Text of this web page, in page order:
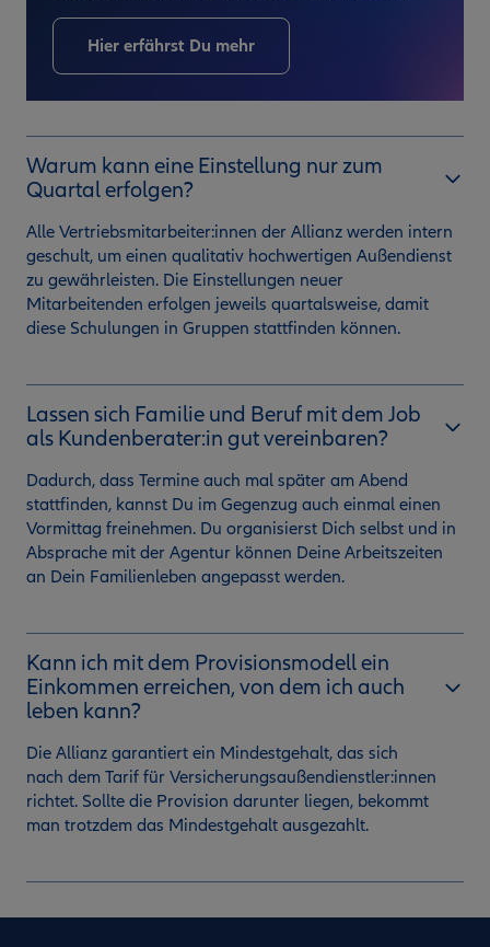
Hier erfährst Du mehr
Warum kann eine Einstellung nur zum
Quartal erfolgen?
Alle Vertriebsmitarbeiter:innen der Allianz werden intern
geschult, um einen qualitativ hochwertigen Außendienst
zu gewährleisten. Die Einstellungen neuer
Mitarbeitenden erfolgen jeweils quartalsweise, damit
diese Schulungen in Gruppen stattfinden können.
Lassen sich Familie und Beruf mit dem Job
als Kundenberater:in gut vereinbaren?
Dadurch, dass Termine auch mal später am Abend
stattfinden, kannst Du im Gegenzug auch einmal einen
Vormittag freinehmen. Du organisierst Dich selbst und in
Absprache mit der Agentur können Deine Arbeitszeiten
an Dein Familienleben angepasst werden.
Kann ich mit dem Provisionsmodell ein
Einkommen erreichen, von dem ich auch
leben kann?
Die Allianz garantiert ein Mindestgehalt, das sich
nach dem Tarif für Versicherungsaußendienstler:innen
richtet. Sollte die Provision darunter liegen, bekommt
man trotzdem das Mindestgehalt ausgezahlt.